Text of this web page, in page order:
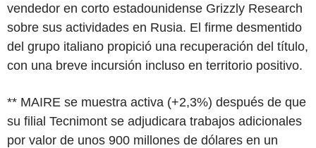
vendedor en corto estadounidense Grizzly Research
sobre sus actividades en Rusia. El firme desmentido
del grupo italiano propició una recuperación del título,
con una breve incursión incluso en territorio positivo.
** MAIRE se muestra activa (+2,3%) después de que
su filial Tecnimont se adjudicara trabajos adicionales
por valor de unos 900 millones de dólares en un